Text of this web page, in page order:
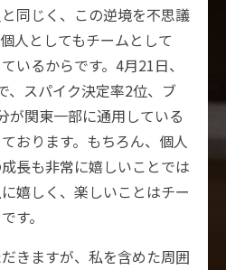
同じく、この逆境を不思議
人としてもチームとして
いるからです。4月21日、
、スパイク決定率2位、ブ
が関東一部に通用している
おります。もちろん、個人
長も非常に嬉しいことでは
嬉しく、楽しいことはチー
す。
きますが、私を含めた周囲